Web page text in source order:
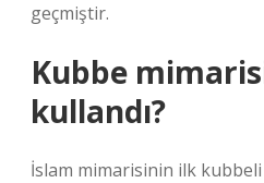
geçmiştir.
Kubbe
kullandı?
İslam mimarisinin ilk kubbeli